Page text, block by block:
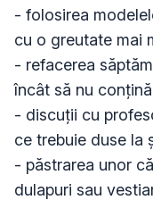
- folosirea
cu o greutate mai
- refacerea
încât să nu
- discuții cu
ce trebuie duse la
- păstrarea unor
dulapuri sau